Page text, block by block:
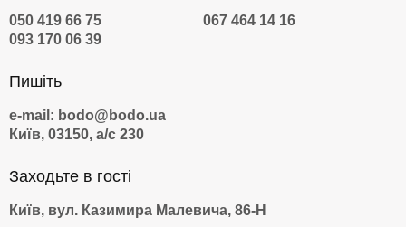
050 419 66 75
067 464 14 16
093 170 06 39
Пишіть
e-mail: bodo@bodo.ua
Київ, 03150, а/с 230
Заходьте в гості
Київ, вул. Казимира Малевича, 86-Н